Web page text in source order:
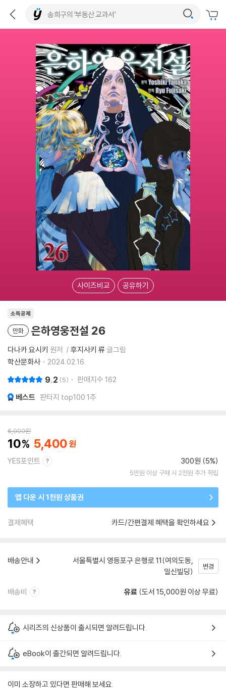
사이즈비교 공유하기
소득공제
만화 은하영웅전설 26
다나카 요시키 원저 후지사키 류 글그림
학산문화사
2024.02.16.
9.2 5 판매지수 162
베스트 판타지 top100 1주
6,000원
10 5,400
YES포인트 300원 (5%)
5만원 이상 구매 시 2천원 추가 적립
앱 다운 시 1천원 상품권
결제혜택 카드/간편결제 혜택을 확인하세요
배송안내
서울특별시 영등포구 은행로 11(여의도동,
일신빌딩)
변경
배송비 유료 (도서 15,000원 이상 무료)
시리즈의 신상품이 출시되면 알려드립니다.
eBook이 출간되면 알려드립니다.
이미 소장하고 있다면 판매해 보세요.